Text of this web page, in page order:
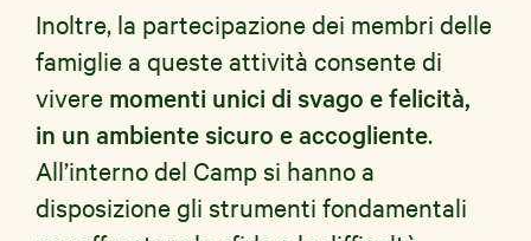
Inoltre, la partecipazione dei membri delle
famiglie a queste attività consente di
vivere momenti unici di svago e felicità,
in un ambiente sicuro e accogliente.
All’interno del Camp si hanno a
disposizione gli strumenti fondamentali